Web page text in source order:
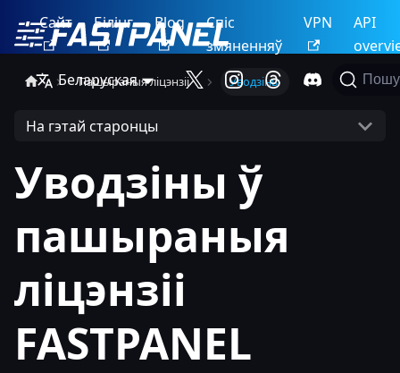
Сайт Білінг Blog
Спіс
змяненняў
VPN
API
Беларуская
Пашыраныя ліцэнзіі Уводзіны
На гэтай старонцы
Уводзіны ў
пашыраныя
ліцэнзіі
FASTPANEL